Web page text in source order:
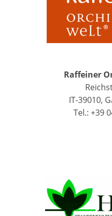
Raffeiner
IT-39010,
Tel.: +39